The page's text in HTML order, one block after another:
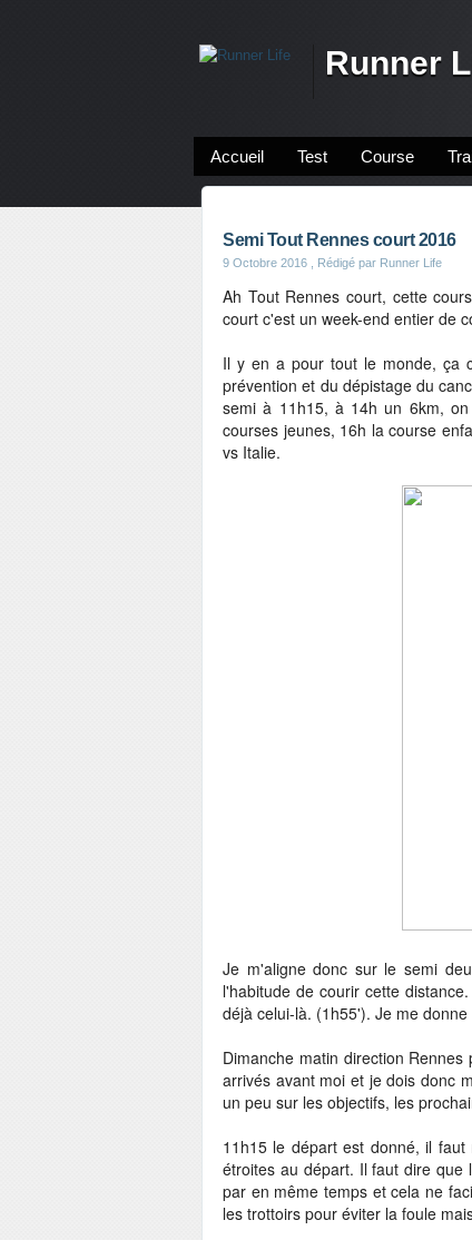
Runner
Accueil Test Course
Semi Tout Rennes court 2016
9 Octobre 2016 , Rédigé par Runner Life
Ah Tout Rennes court, cette
court c'est un week-end entier de
Il y en a pour tout le monde, ça
prévention et du dépistage du
semi à 11h15, à 14h un 6km,
courses jeunes, 16h la course
vs Italie.
Je m'aligne donc sur le semi
l'habitude de courir cette
déjà celui-là. (1h55'). Je me
Dimanche matin direction
arrivés avant moi et je dois donc
un peu sur les objectifs, les
11h15 le départ est donné, il
étroites au départ. Il faut dire
par en même temps et cela ne
les trottoirs pour éviter la foule